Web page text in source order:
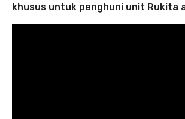
khusus untuk penghuni unit Rukita